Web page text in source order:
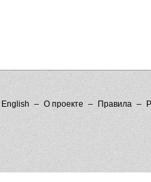
English О проекте Правила